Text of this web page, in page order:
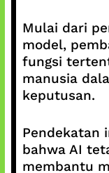
Mulai dari
model,
fungsi
manusia
keputusan.
Pendekatan
bahwa AI
membantu